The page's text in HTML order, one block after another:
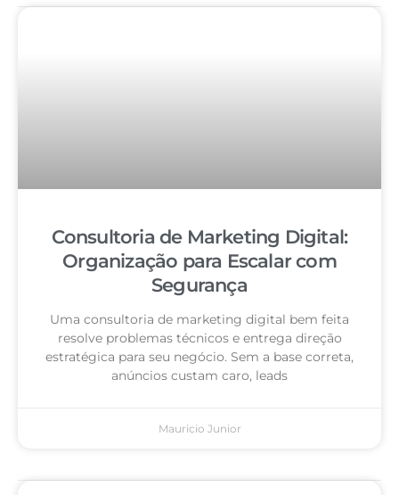
Consultoria de Marketing Digital:
Organização para Escalar com
Segurança
Uma consultoria de marketing digital bem feita
resolve problemas técnicos e entrega direção
estratégica para seu negócio. Sem a base correta,
anúncios custam caro, leads
Mauricio Junior